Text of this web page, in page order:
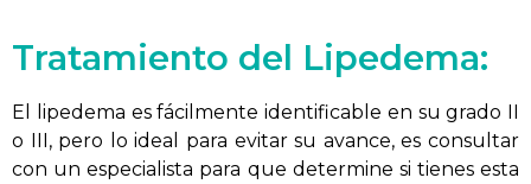
Tratamiento del Lipedema:
El lipedema es fácilmente identificable en su grado II
o III, pero lo ideal para evitar su avance, es consultar
con un especialista para que determine si tienes esta